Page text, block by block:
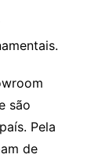
são
Pela
de